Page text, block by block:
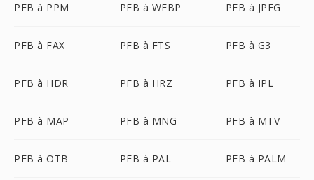
PFB à PPM PFB à WEBP PFB à JPEG
PFB à FAX PFB à FTS PFB à G3
PFB à HDR PFB à HRZ PFB à IPL
PFB à MAP PFB à MNG PFB à MTV
PFB à OTB PFB à PAL PFB à PALM